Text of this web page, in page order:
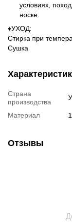
условиях,
носке.
♦️УХОД:
Стирка при
Сушка
Страна
производства
Материал
Отзывы